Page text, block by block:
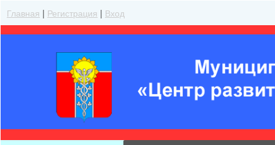
Главная | Регистрация | Вход